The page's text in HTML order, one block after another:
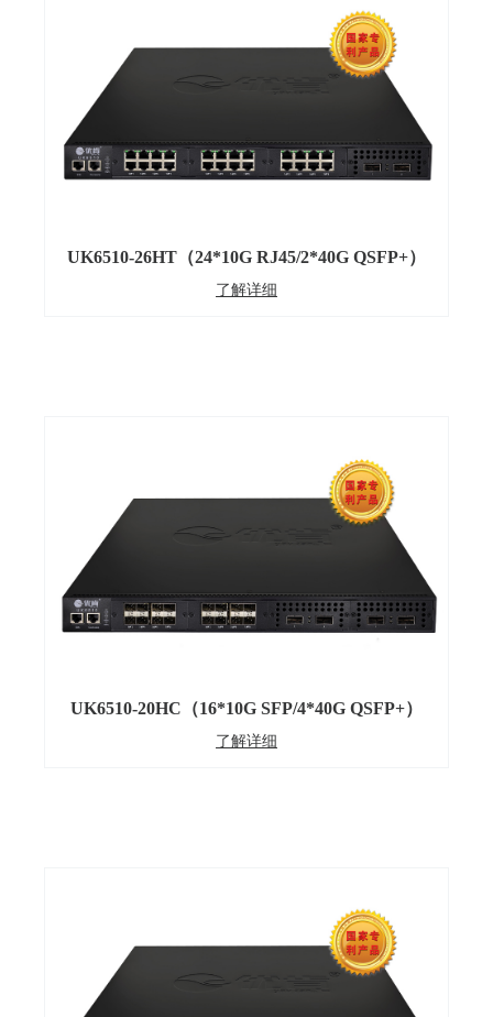
UK6510-26HT（24*10G RJ45/2*40G QSFP+）
了解详细
UK6510-20HC（16*10G SFP/4*40G QSFP+）
了解详细